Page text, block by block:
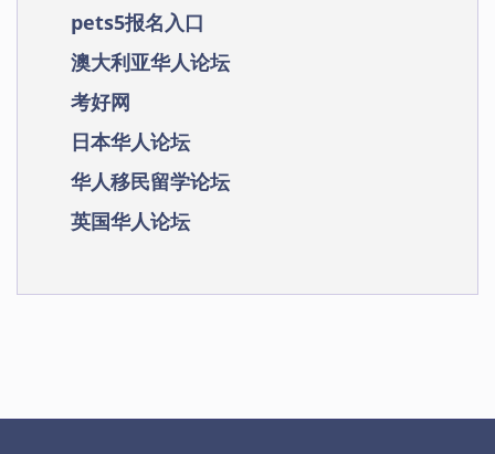
pets5报名入口
澳大利亚华人论坛
考好网
日本华人论坛
华人移民留学论坛
英国华人论坛